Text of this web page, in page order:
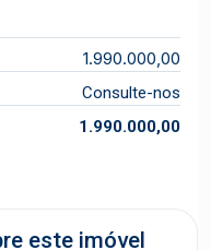
1.990.000,00
Consulte-nos
1.990.000,00
este imóvel